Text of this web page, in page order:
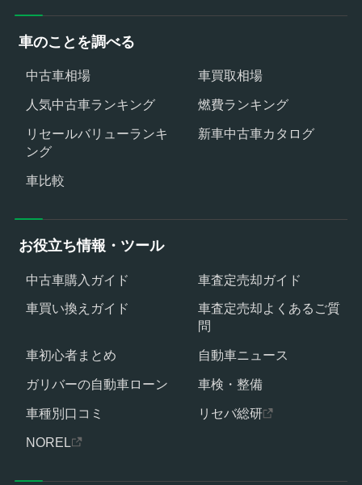
車のことを調べる
中古車相場
車買取相場
人気中古車ランキング
燃費ランキング
リセールバリューランキ
ング
新車中古車カタログ
車比較
お役立ち情報・ツール
中古車購入ガイド
車査定売却ガイド
車買い換えガイド
車査定売却よくあるご質
問
車初心者まとめ
自動車ニュース
ガリバーの自動車ローン
車検・整備
車種別口コミ
リセバ総研
NOREL